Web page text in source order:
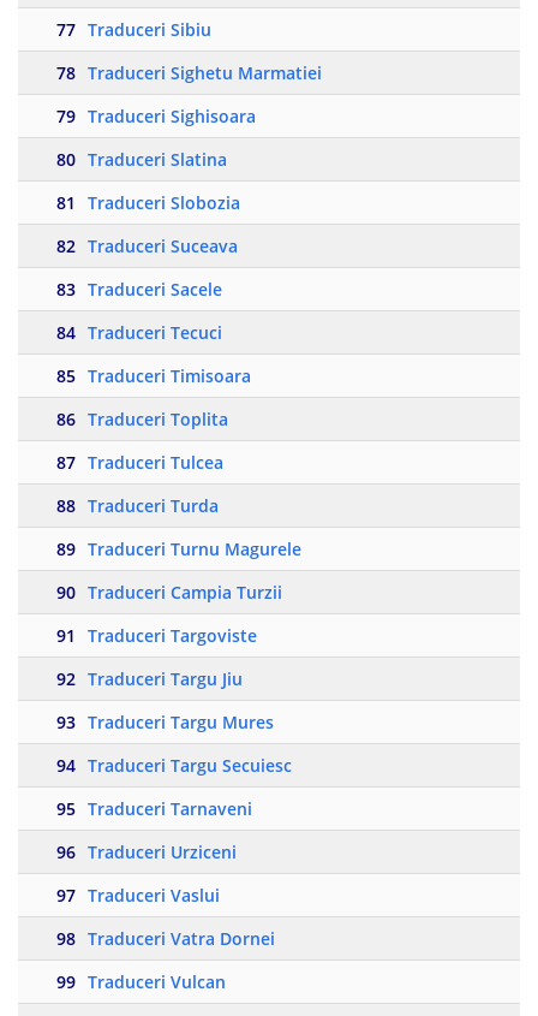
77 Traduceri Sibiu
78 Traduceri Sighetu Marmatiei
79 Traduceri Sighisoara
80 Traduceri Slatina
81
Traduceri Slobozia
82 Traduceri Suceava
83 Traduceri Sacele
84 Traduceri Tecuci
85 Traduceri Timisoara
86 Traduceri Toplita
87 Traduceri Tulcea
88 Traduceri Turda
89 Traduceri Turnu Magurele
90 Traduceri Campia Turzii
91
Traduceri Targoviste
92 Traduceri Targu Jiu
93 Traduceri Targu Mures
94 Traduceri Targu Secuiesc
95 Traduceri Tarnaveni
96 Traduceri Urziceni
97 Traduceri Vaslui
98 Traduceri Vatra Dornei
99 Traduceri Vulcan